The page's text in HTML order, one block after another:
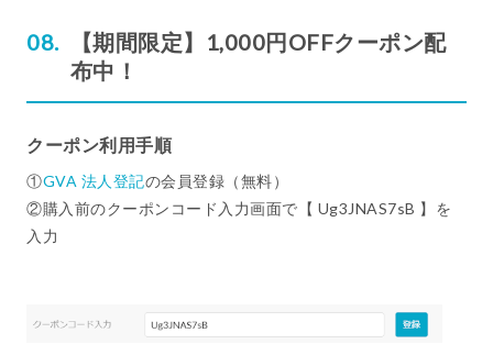
【期間限定】1,000円OFFクーポン配
布中！
クーポン利用手順
①GVA 法人登記の会員登録（無料）
②購入前のクーポンコード入力画面で【 Ug3JNAS7sB 】を
入力